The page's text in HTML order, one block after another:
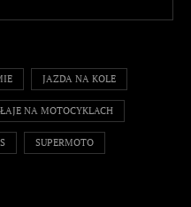
JAZDA NA KOLE
NA MOTOCYKLACH
SUPERMOTO